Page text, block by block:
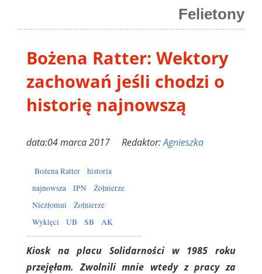
Felietony
Bożena Ratter: Wektory
zachowań jeśli chodzi o
historię najnowszą
data:04 marca 2017 Redaktor:Agnieszka
Bożena Ratter
historia
najnowsza
IPN
Żołnierze
Niezłomni
Żołnierze
Wyklęci
UB SB AK
Kiosk na placu Solidarności w 1985 roku
przejęłam. Zwolnili mnie wtedy z pracy za